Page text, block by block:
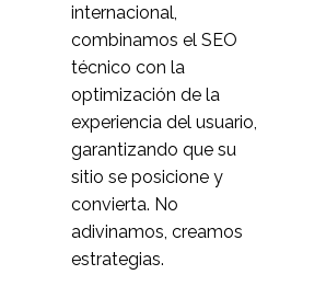
de diseño en el
web responsivo
0
de usuario
5
del recorrido del
3
móvil y
internacional,
combinamos el SEO
técnico con la
optimización de la
experiencia del usuario,
garantizando que su
sitio se posicione y
convierta. No
adivinamos, creamos
estrategias.